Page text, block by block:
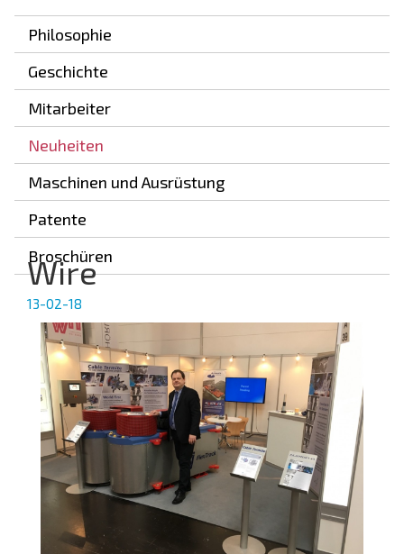
Philosophie
Geschichte
Mitarbeiter
Neuheiten
Maschinen und Ausrüstung
Patente
Broschüren
Wire
13-02-18